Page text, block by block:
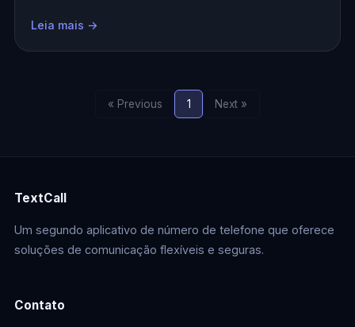
Leia mais →
« Previous 1 Next »
TextCall
Um segundo aplicativo de número de telefone que oferece
soluções de comunicação flexíveis e seguras.
Contato